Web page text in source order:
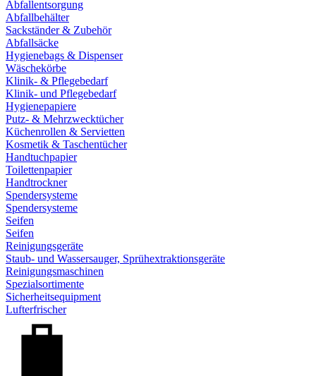
Abfallentsorgung
Abfallbehälter
Sackständer & Zubehör
Abfallsäcke
Hygienebags & Dispenser
Wäschekörbe
Klinik- & Pflegebedarf
Klinik- und Pflegebedarf
Hygienepapiere
Putz- & Mehrzwecktücher
Küchenrollen & Servietten
Kosmetik & Taschentücher
Handtuchpapier
Toilettenpapier
Handtrockner
Spendersysteme
Spendersysteme
Seifen
Seifen
Reinigungsgeräte
Staub- und Wassersauger, Sprühextraktionsgeräte
Reinigungsmaschinen
Spezialsortimente
Sicherheitsequipment
Lufterfrischer